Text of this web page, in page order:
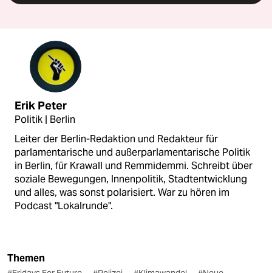
Erik Peter
Politik | Berlin
Leiter der Berlin-Redaktion und Redakteur für
parlamentarische und außerparlamentarische Politik
in Berlin, für Krawall und Remmidemmi. Schreibt über
soziale Bewegungen, Innenpolitik, Stadtentwicklung
und alles, was sonst polarisiert. War zu hören im
Podcast "Lokalrunde".
Themen